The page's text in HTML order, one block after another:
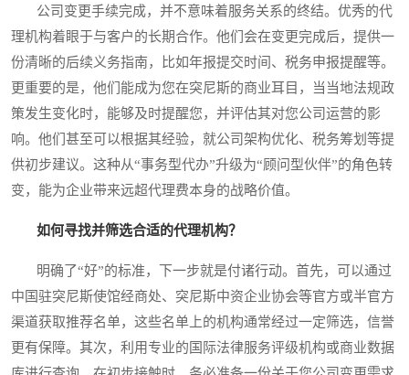
公司变更手续完成，并不意味着服务关系的终结。优秀的代
理机构着眼于与客户的长期合作。他们会在变更完成后，提供一
份清晰的后续义务指南，比如年报提交时间、税务申报提醒等。
更重要的是，他们能成为您在突尼斯的商业耳目，当当地法规政
策发生变化时，能够及时提醒您，并评估其对您公司运营的影
响。他们甚至可以根据其经验，就公司架构优化、税务筹划等提
供初步建议。这种从“事务型代办”升级为“顾问型伙伴”的角色转
变，能为企业带来远超代理费本身的战略价值。
如何寻找并筛选合适的代理机构？
明确了“好”的标准，下一步就是付诸行动。首先，可以通过
中国驻突尼斯使馆经商处、突尼斯中资企业协会等官方或半官方
渠道获取推荐名单，这些名单上的机构通常经过一定筛选，信誉
更有保障。其次，利用专业的国际法律服务评级机构或商业数据